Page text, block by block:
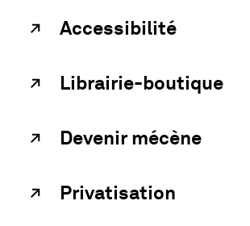
Accessibilité
Librairie-boutique
Devenir mécène
Privatisation